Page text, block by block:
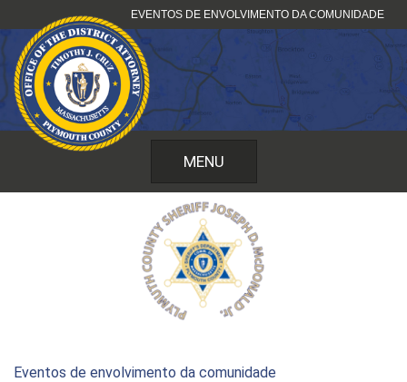
para
o
conteúdo
EVENTOS DE ENVOLVIMENTO DA COMUNIDADE
MENU
Eventos de envolvimento da comunidade